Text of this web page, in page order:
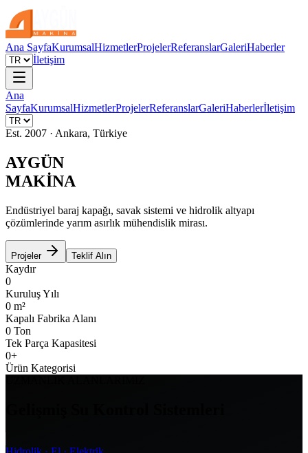
Ana SayfaKurumsalHizmetlerProjelerReferanslarGaleriHaberler
İletişim
Ana
SayfaKurumsalHizmetlerProjelerReferanslarGaleriHaberlerİletişim
Est. 2007 · Ankara, Türkiye
AYGÜN
MAKİNA
Endüstriyel baraj kapağı, savak sistemi ve hidrolik altyapı
çözümlerinde yarım asırlık mühendislik mirası.
Projeler Teklif Alın
Kaydır
0
Kuruluş Yılı
0 m²
Kapalı Fabrika Alanı
0 Ton
Tek Parça Kapasitesi
0+
Ürün Kategorisi